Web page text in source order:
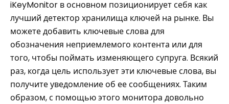
iKeyMonitor в основном позиционирует себя как
лучший детектор хранилища ключей на рынке. Вы
можете добавить ключевые слова для
обозначения неприемлемого контента или для
того, чтобы поймать изменяющего супруга. Всякий
раз, когда цель использует эти ключевые слова, вы
получите уведомление об ее сообщениях. Таким
образом, с помощью этого монитора довольно